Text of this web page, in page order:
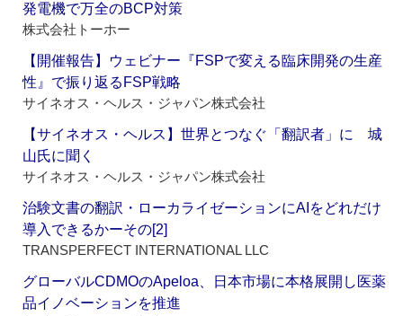
発電機で万全のBCP対策
株式会社トーホー
【開催報告】ウェビナー『FSPで変える臨床開発の生産
性』で振り返るFSP戦略
サイネオス・ヘルス・ジャパン株式会社
【サイネオス・ヘルス】世界とつなぐ「翻訳者」に 城
山氏に聞く
サイネオス・ヘルス・ジャパン株式会社
治験文書の翻訳・ローカライゼーションにAIをどれだけ
導入できるかーその[2]
TRANSPERFECT INTERNATIONAL LLC
グローバルCDMOのApeloa、日本市場に本格展開し医薬
品イノベーションを推進